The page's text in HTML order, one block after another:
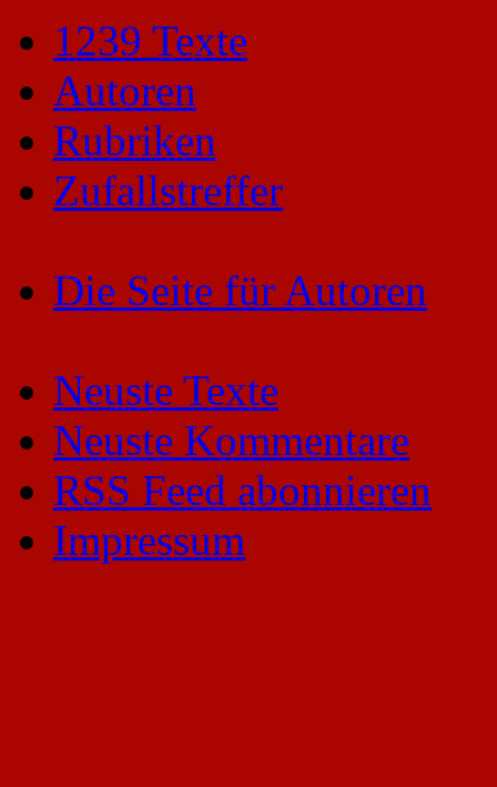
1239 Texte
Autoren
Rubriken
Zufallstreffer
Die Seite für Autoren
Neuste Texte
Neuste Kommentare
RSS Feed abonnieren
Impressum